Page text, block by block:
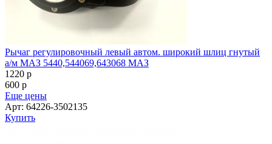
Рычаг регулировочный левый автом. широкий шлиц гнутый
а/м МАЗ 5440,544069,643068 МАЗ
1220 p
600 p
Еще цены
Арт: 64226-3502135
Купить